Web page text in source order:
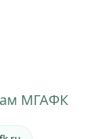
МГАФК